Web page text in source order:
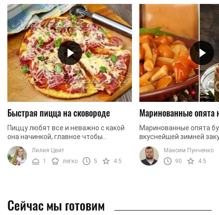
Быстрая пицца на сковороде
Пиццу любят все и неважно с какой
она начинкой, главное чтобы
побольше. В таком случае, что может
быть лучше, чем приготовить ее
самостоятельно из ...
Лилия Цвит
1
легко 5 4.5
Маринованные опята
Маринованные опята
вкуснейшей зимней
давайте приготовим их
Максим Пунченко
90
4.5
Сейчас мы готовим